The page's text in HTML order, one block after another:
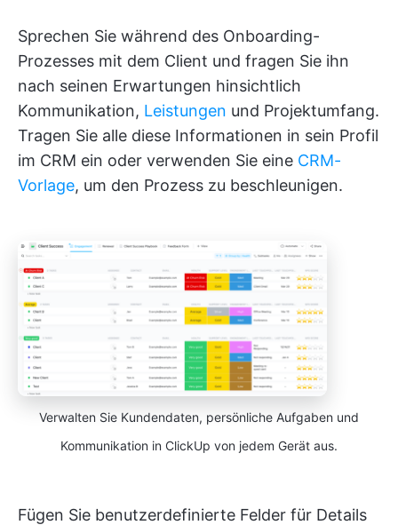
Sprechen Sie während des Onboarding-
Prozesses mit dem Client und fragen Sie ihn
nach seinen Erwartungen hinsichtlich
Kommunikation, Leistungen und Projektumfang.
Tragen Sie alle diese Informationen in sein Profil
im CRM ein oder verwenden Sie eine CRM-
Vorlage, um den Prozess zu beschleunigen.
Verwalten Sie Kundendaten, persönliche Aufgaben und
Kommunikation in ClickUp von jedem Gerät aus.
Fügen Sie benutzerdefinierte Felder für Details